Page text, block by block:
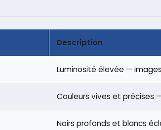
Description
Luminosité élevée —
Couleurs vives et précises
Noirs profonds et blancs